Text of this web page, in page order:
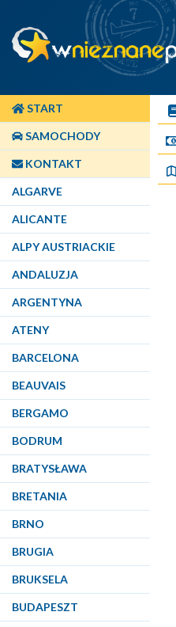
START
SAMOCHODY
KONTAKT
ALGARVE
ALICANTE
ALPY AUSTRIACKIE
ANDALUZJA
ARGENTYNA
ATENY
BARCELONA
BEAUVAIS
BERGAMO
BODRUM
BRATYSŁAWA
BRETANIA
BRNO
BRUGIA
BRUKSELA
BUDAPESZT